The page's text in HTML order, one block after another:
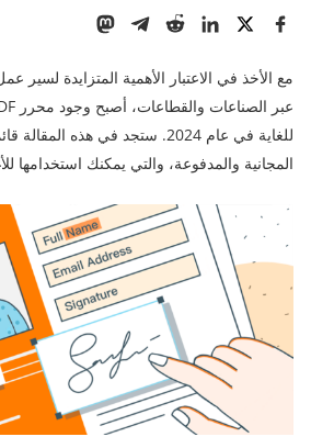
مع الأخذ في الاعتبار الأهمية المتزايدة لسير
المجانية والمدفوعة، والتي يمكنك استخدامها